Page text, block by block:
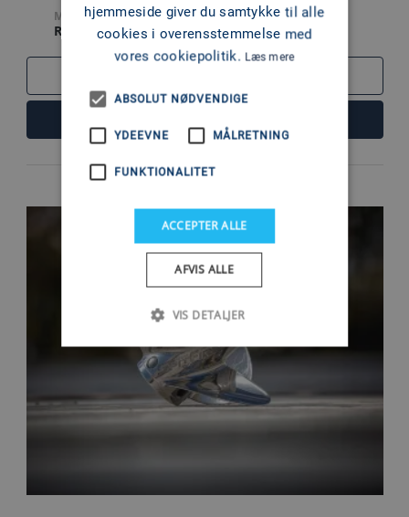
MATERIALE
RUSTFRI
hjemmeside giver du samtykke til alle
cookies i overensstemmelse med
vores cookiepolitik. Læs mere
ABSOLUT NØDVENDIGE
YDEEVNE MÅLRETNING
FUNKTIONALITET
ACCEPTER ALLE
AFVIS ALLE
VIS DETALJER